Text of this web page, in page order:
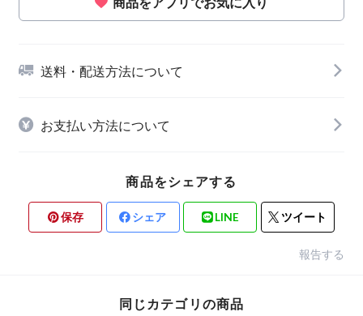
送料・配送方法について
お支払い方法について
商品をシェアする
保存 シェア LINE ツイート
報告する
同じカテゴリの商品